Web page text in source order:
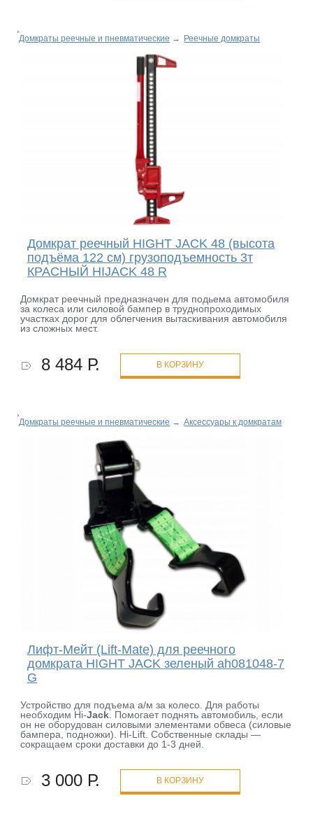
Домкраты реечные и пневматические → Реечные домкраты
Домкрат реечный HIGHT JACK 48 (высота
подъёма 122 см) грузоподъемность 3т
КРАСНЫЙ HIJACK 48 R
Домкрат реечный предназначен для подьема автомобиля
за колеса или силовой бампер в труднопроходимых
участках дорог для облегчения вытаскивания автомобиля
из сложных мест.
8 484 Р. В КОРЗИНУ
Домкраты реечные и пневматические → Аксессуары к домкратам
Лифт-Мейт (Lift-Mate) для реечного
домкрата HIGHT JACK зеленый ah081048-7
G
Устройство для подъема а/м за колесо. Для работы
необходим Hi-Jack . Помогает поднять автомобиль, если
он не оборудован силовыми элементами обвеса (силовые
бампера, подножки). Hi-Lift. Собственные склады —
сокращаем сроки доставки до 1-3 дней.
3 000 Р. В КОРЗИНУ